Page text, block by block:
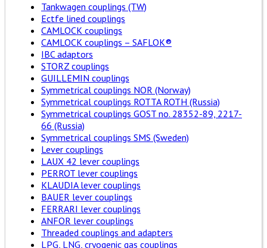
Tankwagen couplings (TW)
Ectfe lined couplings
CAMLOCK couplings
CAMLOCK couplings – SAFLOK®
IBC adaptors
STORZ couplings
GUILLEMIN couplings
Symmetrical couplings NOR (Norway)
Symmetrical couplings ROTTA ROTH (Russia)
Symmetrical couplings GOST no. 28352-89, 2217-
66 (Russia)
Symmetrical couplings SMS (Sweden)
Lever couplings
LAUX 42 lever couplings
PERROT lever couplings
KLAUDIA lever couplings
BAUER lever couplings
FERRARI lever couplings
ANFOR lever couplings
Threaded couplings and adapters
LPG, LNG, cryogenic gas couplings